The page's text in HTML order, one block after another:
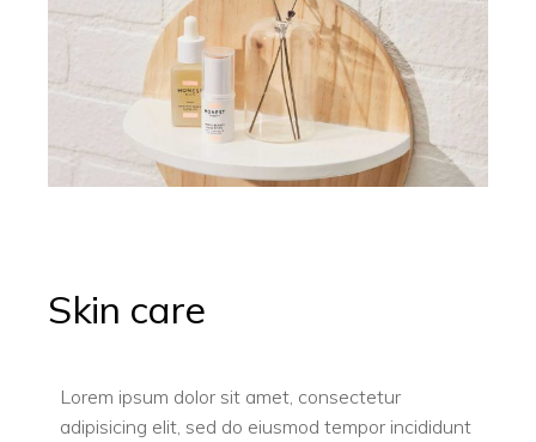
Skin care
Lorem ipsum dolor sit amet, consectetur
adipisicing elit, sed do eiusmod tempor incididunt